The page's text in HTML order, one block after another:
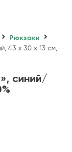
Рюкзаки
43 x 30 x 13 см,
синий/